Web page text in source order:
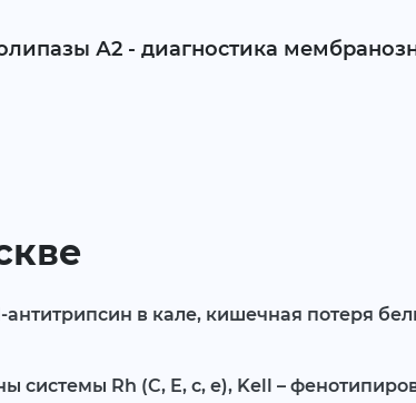
А2 - диагностика
антитрипсин в кале, кишечная потеря
системы Rh (C, E, c, e), Kell –